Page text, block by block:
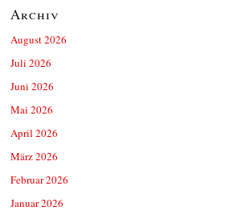
Archiv
August 2026
Juli 2026
Juni 2026
Mai 2026
April 2026
März 2026
Februar 2026
Januar 2026